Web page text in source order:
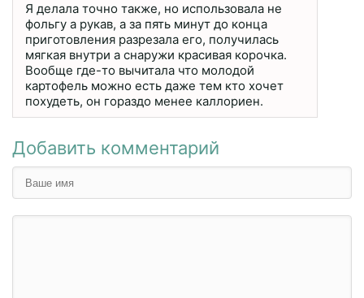
Я делала точно также, но использовала не
фольгу а рукав, а за пять минут до конца
приготовления разрезала его, получилась
мягкая внутри а снаружи красивая корочка.
Вообще где-то вычитала что молодой
картофель можно есть даже тем кто хочет
похудеть, он гораздо менее каллориен.
Добавить комментарий